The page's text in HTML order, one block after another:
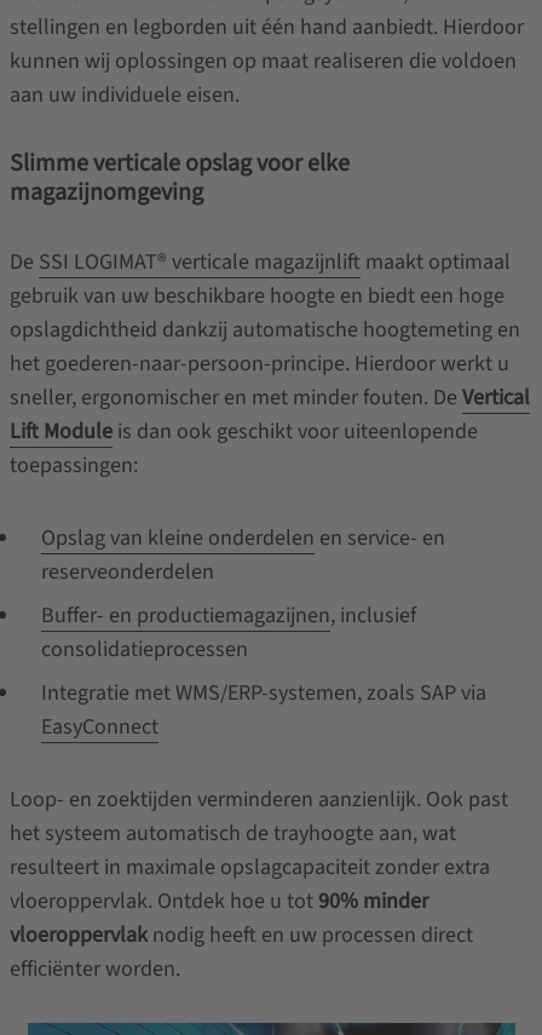
stellingen en legborden uit één hand aanbiedt. Hierdoor
kunnen wij oplossingen op maat realiseren die voldoen
aan uw individuele eisen.
Slimme verticale opslag voor elke
magazijnomgeving
De SSI LOGIMAT® verticale magazijnliftmaakt optimaal
gebruik van uw beschikbare hoogte en biedt een hoge
opslagdichtheid dankzij automatische hoogtemeting en
het goederen‑naar‑persoon‑principe. Hierdoor werkt u
sneller, ergonomischer en met minder fouten. De Vertical
Lift Moduleis dan ook geschikt voor uiteenlopende
toepassingen:
Opslag van kleine onderdelen en service‑ en
reserveonderdelen
Buffer- en productiemagazijnen, inclusief
consolidatieprocessen
Integratie met WMS/ERP‑systemen, zoals SAP via
EasyConnect
Loop- en zoektijden verminderen aanzienlijk. Ook past
het systeem automatisch de trayhoogte aan, wat
resulteert in maximale opslagcapaciteit zonder extra
vloeroppervlak. Ontdek hoe u tot 90% minder
vloeroppervlaknodig heeft en uw processen direct
efficiënter worden.